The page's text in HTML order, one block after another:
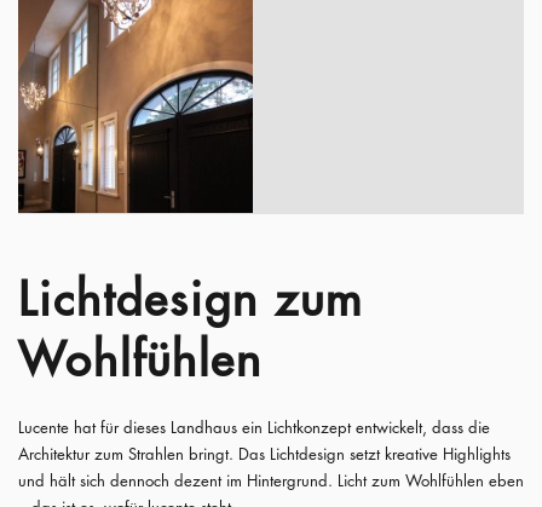
Lichtdesign zum
Wohlfühlen
Lucente hat für dieses Landhaus ein Lichtkonzept entwickelt, dass die
Architektur zum Strahlen bringt. Das Lichtdesign setzt kreative Highlights
und hält sich dennoch dezent im Hintergrund. Licht zum Wohlfühlen eben